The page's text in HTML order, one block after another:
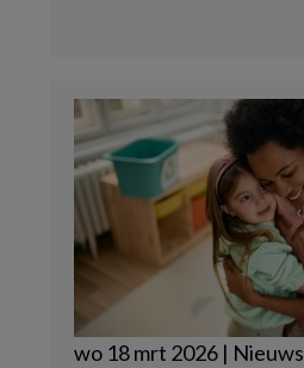
wo 18 mrt 2026 | Nieuws